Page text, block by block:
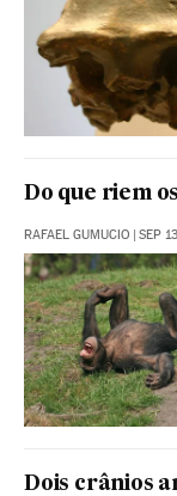
Do que riem
RAFAEL GUMUCIO | SEP
Dois crânios